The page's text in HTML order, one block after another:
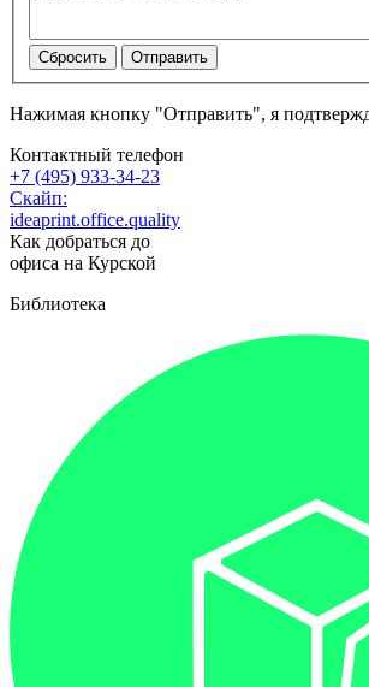
Нажимая кнопку "Отправить", я
Контактный телефон
+7 (495) 933-34-23
Скайп:
ideaprint.office.quality
Как добраться до
офиса на Курской
Библиотека